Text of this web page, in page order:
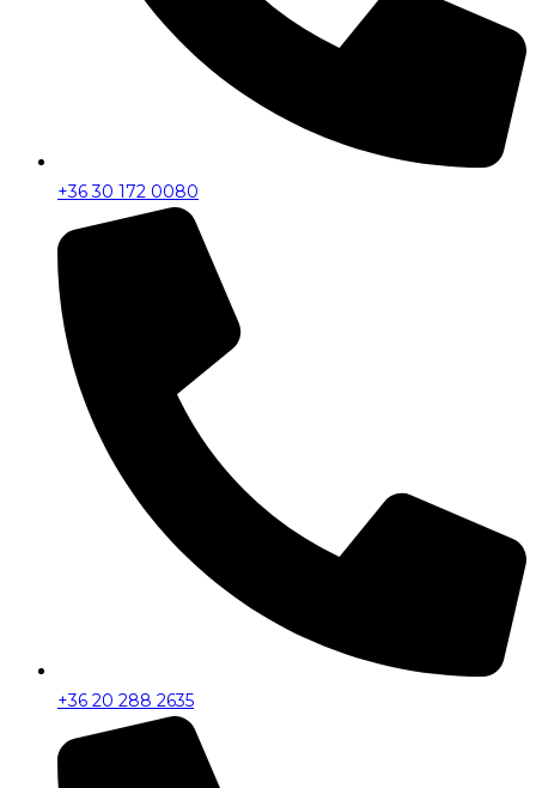
+36 30 172 0080
+36 20 288 2635